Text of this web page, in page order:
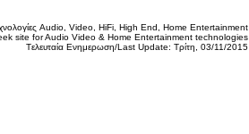
Audio, Video, HiFi, High End, Home Entertainment
site for Audio Video & Home Entertainment technologies
Tελευταία Ενημερωση/Last Update: Τρίτη, 03/11/2015